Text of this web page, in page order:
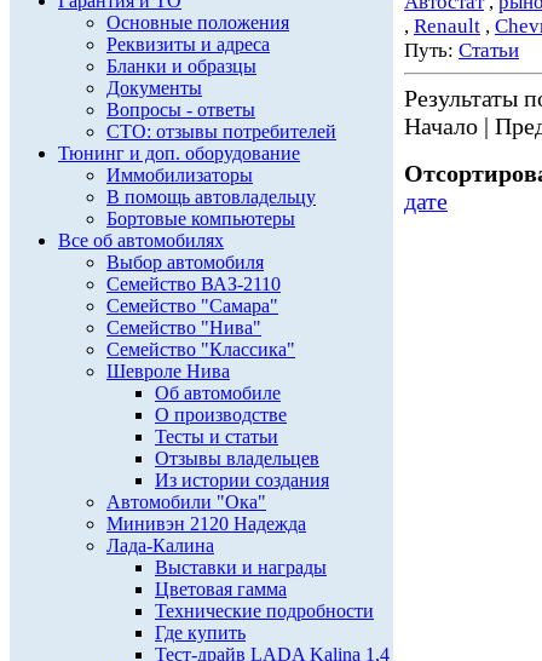
Основные положения
Реквизиты и адреса
Бланки и образцы
Документы
Вопросы - ответы
СТО: отзывы потребителей
Тюнинг и доп. оборудование
Иммобилизаторы
В помощь автовладельцу
Бортовые компьютеры
Все об автомобилях
Выбор автомобиля
Семейство ВАЗ-2110
Семейство "Самара"
Семейство "Нива"
Семейство "Классика"
Шевроле Нива
Об автомобиле
О производстве
Тесты и статьи
Отзывы владельцев
Из истории создания
Автомобили "Ока"
Минивэн 2120 Надежда
Лада-Калина
Выставки и награды
Цветовая гамма
Технические подробности
Где купить
Тест-драйв LADA Kalina 1,4
, Renault ,
Путь: Статьи
Результаты
Начало |
дате